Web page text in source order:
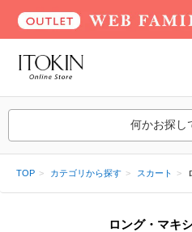
何かお探し
TOP カテゴリから探す スカート
ロング・マキ